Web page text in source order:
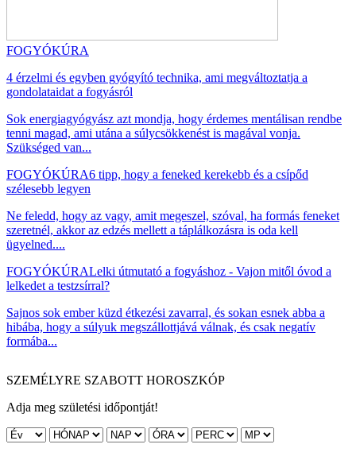
FOGYÓKÚRA
4 érzelmi és egyben gyógyító technika, ami megváltoztatja a
gondolataidat a fogyásról
Sok energiagyógyász azt mondja, hogy érdemes mentálisan rendbe
tenni magad, ami utána a súlycsökkenést is magával vonja.
Szükséged van...
FOGYÓKÚRA6 tipp, hogy a feneked kerekebb és a csípőd
szélesebb legyen
Ne feledd, hogy az vagy, amit megeszel, szóval, ha formás feneket
szeretnél, akkor az edzés mellett a táplálkozásra is oda kell
ügyelned....
FOGYÓKÚRALelki útmutató a fogyáshoz - Vajon mitől óvod a
lelkedet a testzsírral?
Sajnos sok ember küzd étkezési zavarral, és sokan esnek abba a
hibába, hogy a súlyuk megszállottjává válnak, és csak negatív
formába...
SZEMÉLYRE SZABOTT HOROSZKÓP
Adja meg születési időpontját!